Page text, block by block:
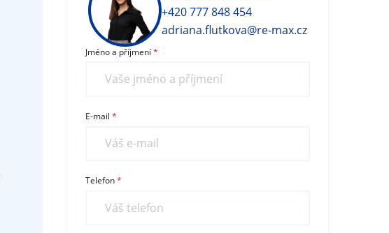
+420 777 848 454
adriana.flutkova@re-max.cz
Jméno a příjmení
E-mail
Telefon